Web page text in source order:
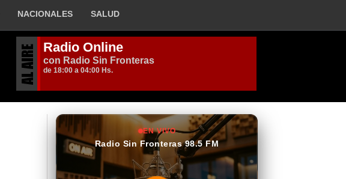
NACIONALES SALUD
EN VIVO
Radio Sin Fronteras 98.5 FM